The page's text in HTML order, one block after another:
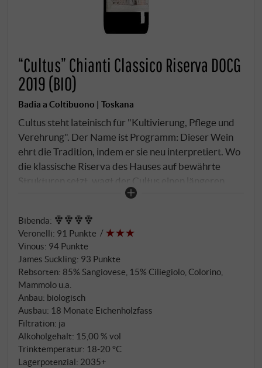
“Cultus” Chianti Classico Riserva DOCG
2019 (BIO)
Badia a Coltibuono | Toskana
Cultus steht lateinisch für "Kultivierung, Pflege und
Verehrung". Der Name ist Programm: Dieser Wein
ehrt die Tradition, indem er sie neu interpretiert. Wo
die klassische Riserva des Hauses auf bewährte
Strukturen setzt, wagt der Cultus einen längeren
Atem. Vierzig Tage Maischekontakt statt der
historischen Begleiter Colorino, Canaiolo und
Ciliegiolo – allesamt aus massaler Selektion der
ältesten Reben des Guts. Die Weinberge liegen auf
250 bis 330 Metern Höhe, auf tonhaltigem Lehm
über Kalkstein, seit 1995 biologisch bewirtschaftet,
seit 2003 zertifiziert. Der Jahrgang 2019 brachte
ideale Bedingungen: ein früher Austrieb im warmen
Frühling, ausgleichende Regenfälle bis in den
Sommer, dann perfekte Reife.
Bibenda:
Veronelli: 91 Punkte
Vinous: 94 Punkte
James Suckling: 93 Punkte
Rebsorten: 85% Sangiovese, 15% Ciliegiolo, Colorino,
Mammolo u.a.
Anbau: biologisch
Ausbau: 18 Monate Eichenholzfass
Filtration: ja
Alkoholgehalt: 15,00 % vol
Trinktemperatur: 18‑20 °C
Lagerpotenzial: 2035+